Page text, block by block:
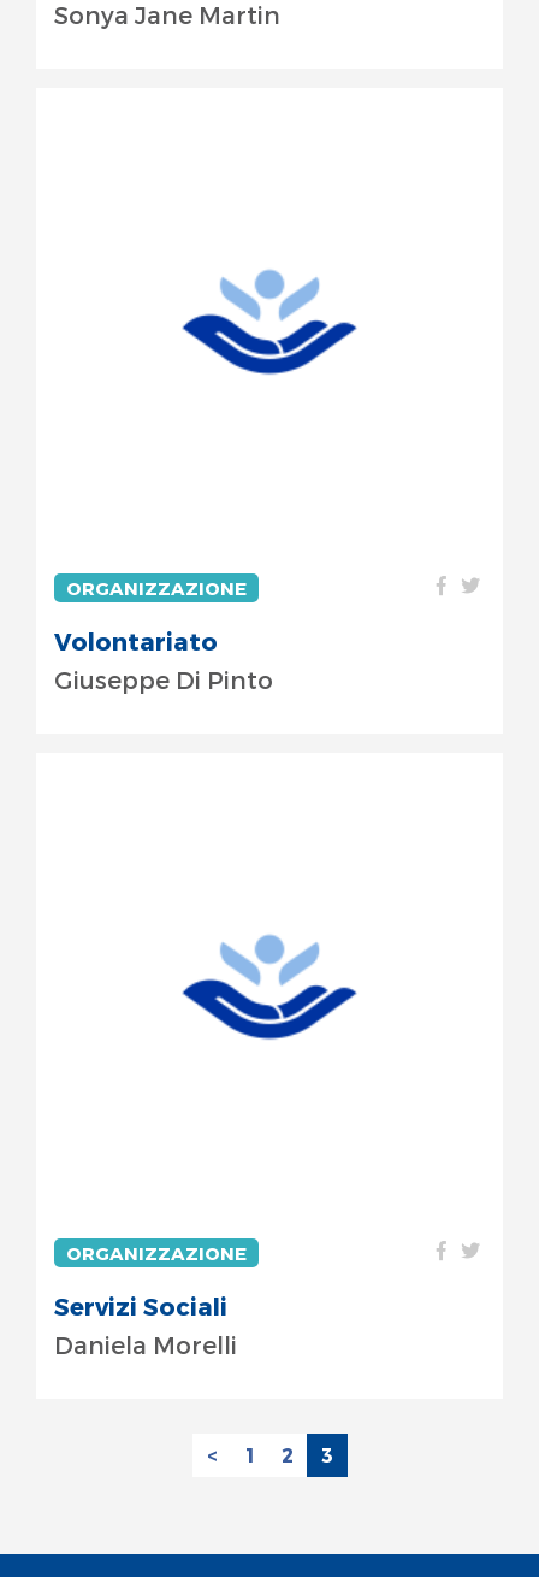
Sonya Jane Martin
ORGANIZZAZIONE
Volontariato
Giuseppe Di Pinto
ORGANIZZAZIONE
Servizi Sociali
Daniela Morelli
< 1 2 3